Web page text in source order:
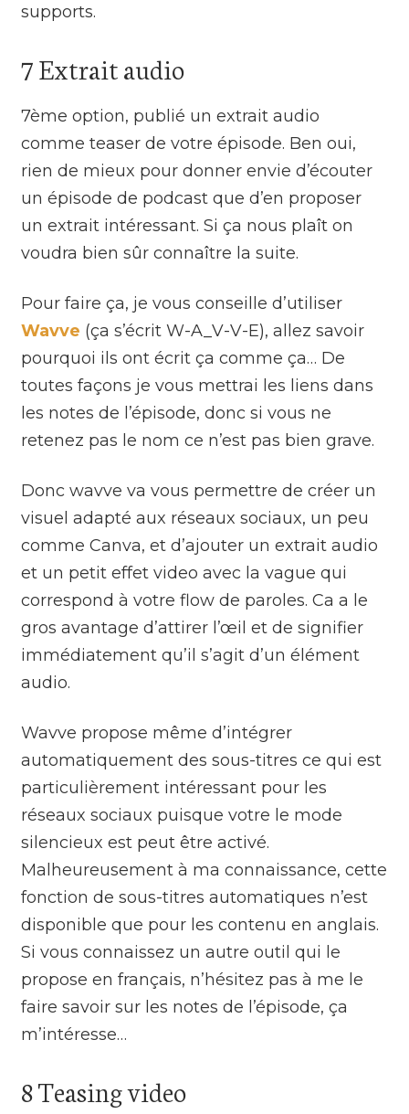
supports.
7 Extrait audio
7ème option, publié un extrait audio
comme teaser de votre épisode. Ben oui,
rien de mieux pour donner envie d’écouter
un épisode de podcast que d’en proposer
un extrait intéressant. Si ça nous plaît on
voudra bien sûr connaître la suite.
Pour faire ça, je vous conseille d’utiliser
Wavve (ça s’écrit W-A_V-V-E), allez savoir
pourquoi ils ont écrit ça comme ça… De
toutes façons je vous mettrai les liens dans
les notes de l’épisode, donc si vous ne
retenez pas le nom ce n’est pas bien grave.
Donc wavve va vous permettre de créer un
visuel adapté aux réseaux sociaux, un peu
comme Canva, et d’ajouter un extrait audio
et un petit effet video avec la vague qui
correspond à votre flow de paroles. Ca a le
gros avantage d’attirer l’œil et de signifier
immédiatement qu’il s’agit d’un élément
audio.
Wavve propose même d’intégrer
automatiquement des sous-titres ce qui est
particulièrement intéressant pour les
réseaux sociaux puisque votre le mode
silencieux est peut être activé.
Malheureusement à ma connaissance, cette
fonction de sous-titres automatiques n’est
disponible que pour les contenu en anglais.
Si vous connaissez un autre outil qui le
propose en français, n’hésitez pas à me le
faire savoir sur les notes de l’épisode, ça
m’intéresse…
8 Teasing video